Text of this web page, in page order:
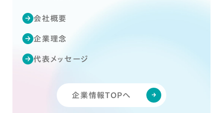
会社概要
企業理念
代表メッセージ
企業情報TOPへ